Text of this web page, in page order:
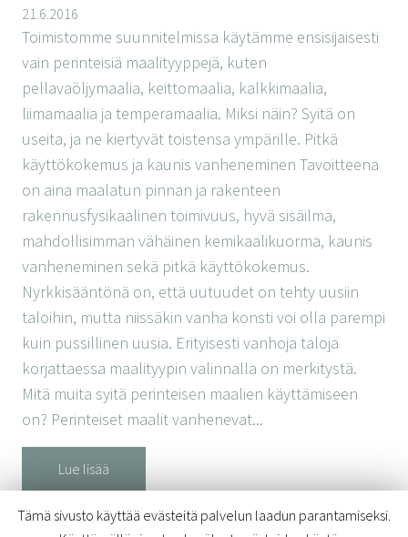
21.6.2016
Toimistomme suunnitelmissa käytämme ensisijaisesti
vain perinteisiä maalityyppejä, kuten
pellavaöljymaalia, keittomaalia, kalkkimaalia,
liimamaalia ja temperamaalia. Miksi näin? Syitä on
useita, ja ne kiertyvät toistensa ympärille. Pitkä
käyttökokemus ja kaunis vanheneminen Tavoitteena
on aina maalatun pinnan ja rakenteen
rakennusfysikaalinen toimivuus, hyvä sisäilma,
mahdollisimman vähäinen kemikaalikuorma, kaunis
vanheneminen sekä pitkä käyttökokemus.
Nyrkkisääntönä on, että uutuudet on tehty uusiin
taloihin, mutta niissäkin vanha konsti voi olla parempi
kuin pussillinen uusia. Erityisesti vanhoja taloja
korjattaessa maalityypin valinnalla on merkitystä.
Mitä muita syitä perinteisen maalien käyttämiseen
on? Perinteiset maalit vanhenevat...
Lue lisää
Tämä sivusto käyttää evästeitä palvelun laadun parantamiseksi.